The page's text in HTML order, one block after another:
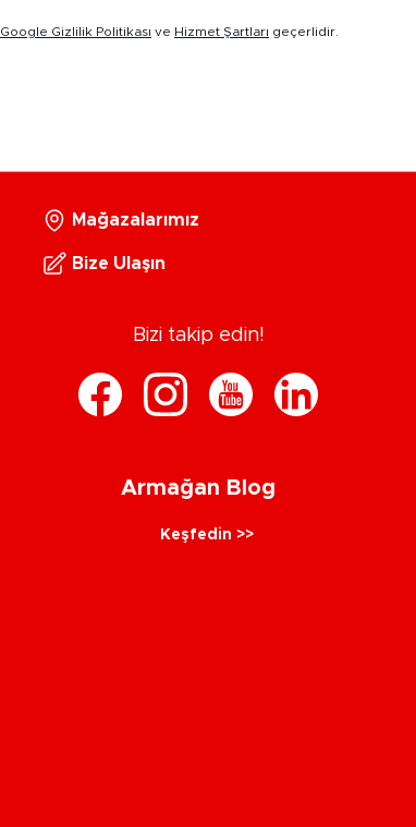
Google Gizlilik Politikası ve Hizmet Şartları geçerlidir.
Mağazalarımız
Bize Ulaşın
Bizi takip edin!
Armağan Blog
Keşfedin >>